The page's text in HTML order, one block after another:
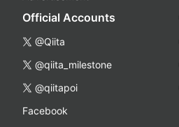
Official Accounts
@Qiita
@qiita_milestone
@qiitapoi
Facebook